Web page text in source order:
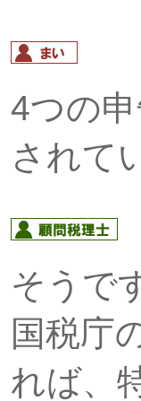
4つの
されて
そうで
国税庁
れば、